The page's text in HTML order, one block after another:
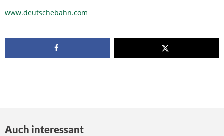
www.deutschebahn.com
Auch interessant